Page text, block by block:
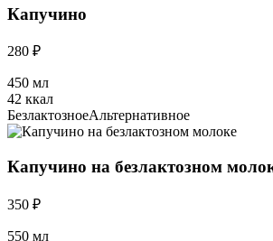
Капучино
280 ₽
450 мл
42 ккал
БезлактозноеАльтернативное
Капучино на безлактозном
350 ₽
550 мл